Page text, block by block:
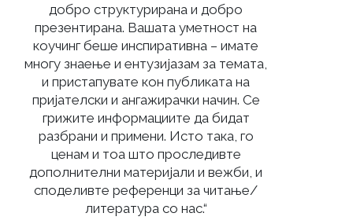
добро структуриранa и добро
презентирана. Вашата уметност на
коучинг беше инспиративна – имате
многу знаење и ентузијазам за темата,
и пристапувате кон публиката на
пријателски и ангажирачки начин. Се
грижите информациите да бидат
разбрани и примени. Исто така, го
ценам и тоа што проследивте
дополнителни материјали и вежби, и
споделивте референци за читање/
литература со нас.“